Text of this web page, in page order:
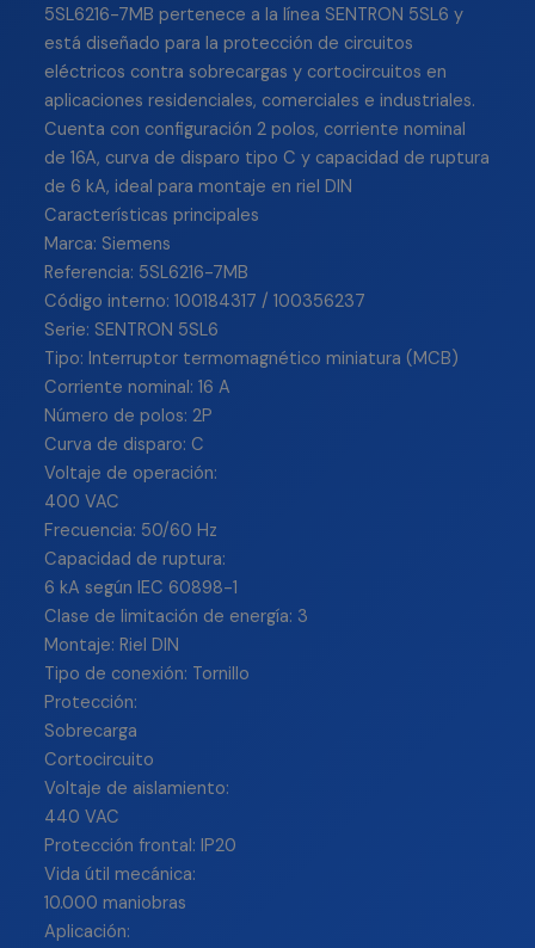
5SL6216-7MB pertenece a la línea SENTRON 5SL6 y
está diseñado para la protección de circuitos
eléctricos contra sobrecargas y cortocircuitos en
aplicaciones residenciales, comerciales e industriales.
Cuenta con configuración 2 polos, corriente nominal
de 16A, curva de disparo tipo C y capacidad de ruptura
de 6 kA, ideal para montaje en riel DIN
Características principales
Marca: Siemens
Referencia: 5SL6216-7MB
Código interno: 100184317 / 100356237
Serie: SENTRON 5SL6
Tipo: Interruptor termomagnético miniatura (MCB)
Corriente nominal: 16 A
Número de polos: 2P
Curva de disparo: C
Voltaje de operación:
400 VAC
Frecuencia: 50/60 Hz
Capacidad de ruptura:
6 kA según IEC 60898-1
Clase de limitación de energía: 3
Montaje: Riel DIN
Tipo de conexión: Tornillo
Protección:
Sobrecarga
Cortocircuito
Voltaje de aislamiento:
440 VAC
Protección frontal: IP20
Vida útil mecánica:
10.000 maniobras
Aplicación: